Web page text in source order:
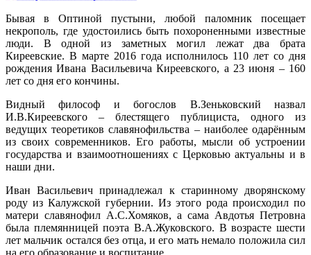
Бывая в Оптиной пустыни, любой паломник посещает
некрополь, где удостоились быть похороненными известные
люди. В одной из заметных могил лежат два брата
Киреевские. В марте 2016 года исполнилось 110 лет со дня
рождения Ивана Васильевича Киреевского, а 23 июня – 160
лет со дня его кончины.
Видный философ и богослов В.Зеньковский назвал
И.В.Киреевского – блестящего публициста, одного из
ведущих теоретиков славянофильства – наиболее одарённым
из своих современников. Его работы, мысли об устроении
государства и взаимоотношениях с Церковью актуальны и в
наши дни.
Иван Васильевич принадлежал к старинному дворянскому
роду из Калужской губернии. Из этого рода происходил по
матери славянофил А.С.Хомяков, а сама Авдотья Петровна
была племянницей поэта В.А.Жуковского. В возрасте шести
лет мальчик остался без отца, и его мать немало положила сил
на его образование и воспитание.